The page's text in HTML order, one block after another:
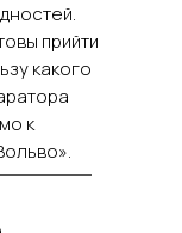
прийти
какого
к